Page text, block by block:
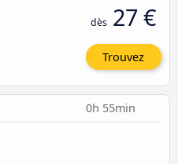
dès 27 €
Trouvez
0h 55min